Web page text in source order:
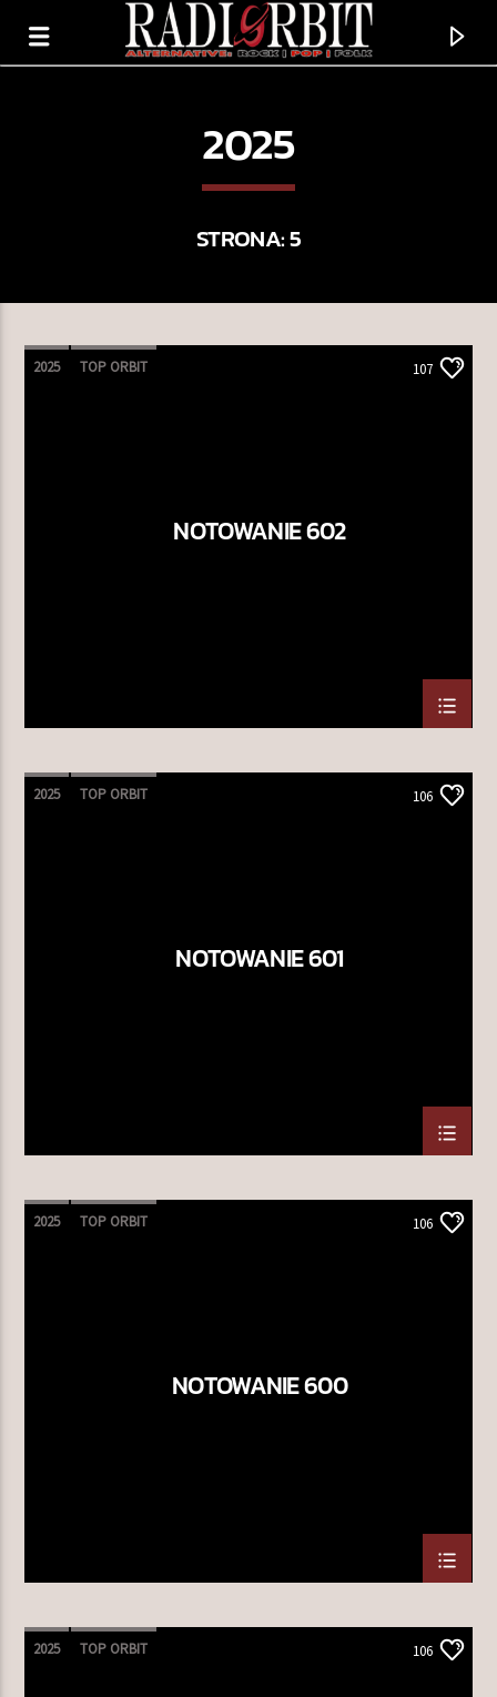
CENTRUM WYNALAZKÓW
20:00 22:00
2025
STRONA: 5
2025 TOP ORBIT 107
NOTOWANIE 602
2025 TOP ORBIT 106
NOTOWANIE 601
2025 TOP ORBIT 106
NOTOWANIE 600
2025 TOP ORBIT 106